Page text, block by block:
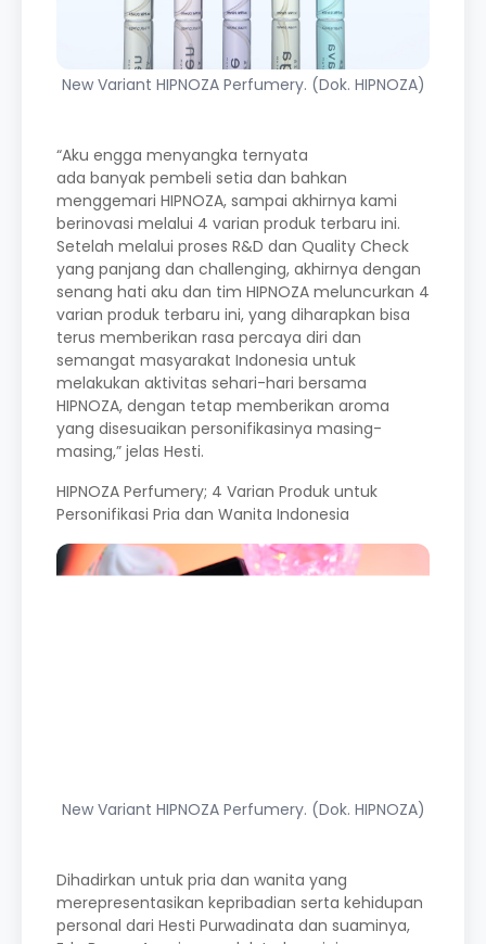
New Variant HIPNOZA Perfumery. (Dok. HIPNOZA)
“Aku engga menyangka ternyata
ada banyak pembeli setia dan bahkan
menggemari HIPNOZA, sampai akhirnya kami
berinovasi melalui 4 varian produk terbaru ini.
Setelah melalui proses R&D dan Quality Check
yang panjang dan challenging, akhirnya dengan
senang hati aku dan tim HIPNOZA meluncurkan 4
varian produk terbaru ini, yang diharapkan bisa
terus memberikan rasa percaya diri dan
semangat masyarakat Indonesia untuk
melakukan aktivitas sehari-hari bersama
HIPNOZA, dengan tetap memberikan aroma
yang disesuaikan personifikasinya masing-
masing,” jelas Hesti.
HIPNOZA Perfumery; 4 Varian Produk untuk
Personifikasi Pria dan Wanita Indonesia
New Variant HIPNOZA Perfumery. (Dok. HIPNOZA)
Dihadirkan untuk pria dan wanita yang
merepresentasikan kepribadian serta kehidupan
personal dari Hesti Purwadinata dan suaminya,